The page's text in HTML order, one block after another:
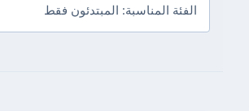
الفئة المناسبة: المبتدئون فقط